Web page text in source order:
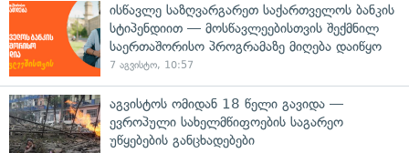
ისწავლე საზღვარგარეთ საქართველოს ბანკის
სტიპენდიით — მოსწავლეებისთვის შექმნილ
საერთაშორისო პროგრამაზე მიღება დაიწყო
7 აგვისტო, 10:57
აგვისტოს ომიდან 18 წელი გავიდა —
ევროპული სახელმწიფოების საგარეო
უწყებების განცხადებები